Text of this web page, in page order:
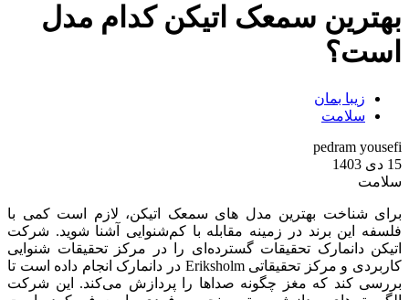
بهترین سمعک اتیکن کدام مدل
است؟
زیبا بمان
سلامت
pedram yousefi
15 دی 1403
سلامت
برای شناخت بهترین مدل های سمعک اتیکن، لازم است کمی با
فلسفه این برند در زمینه مقابله با کم‌شنوایی آشنا شوید. شرکت
اتیکن دانمارک تحقیقات گسترده‌ای را در مرکز تحقیقات شنوایی
کاربردی و مرکز تحقیقاتی Eriksholm در دانمارک انجام داده است تا
بررسی کند که مغز چگونه صداها را پردازش می‌کند. این شرکت